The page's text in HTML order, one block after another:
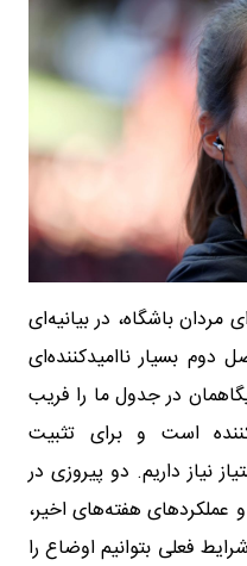
باشگاه، در بیانیه‌ای
بسیار ناامیدکننده‌ای
در جدول ما را فریب
است و برای تثبیت
نیاز داریم. دو پیروزی در
و عملکردهای هفته‌های اخیر،
فعلی بتوانیم اوضاع را